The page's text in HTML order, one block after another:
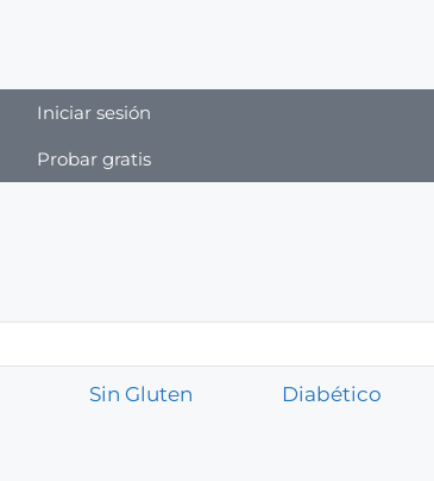
Iniciar sesión
Probar gratis
Sin Gluten Diabético